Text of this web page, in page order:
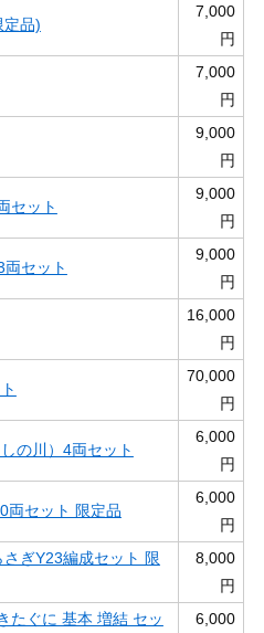
定品)
7,000
円
7,000
円
9,000
円
セット
9,000
円
セット
9,000
円
16,000
円
70,000
円
の川）4両セット
6,000
円
両セット 限定品
6,000
円
ぎY23編成セット 限
8,000
円
たぐに 基本 増結 セッ
6,000